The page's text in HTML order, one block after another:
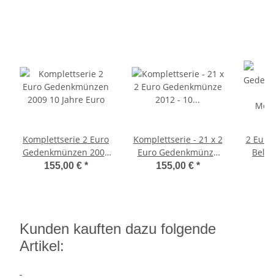
Komplettserie 2 Euro
Gedenkmünzen 2009
10 Jahre Euro
155,00 € *
Komplettserie - 21 x 2
Euro Gedenkmünze
2012 - 10 Jahre
155,00 € *
2
Kunden kauften dazu folgende
Artikel: